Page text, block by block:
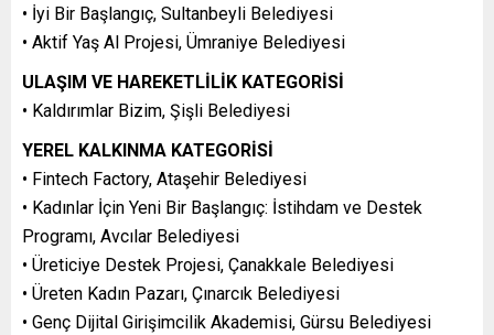
• İyi Bir Başlangıç, Sultanbeyli Belediyesi
• Aktif Yaş Al Projesi, Ümraniye Belediyesi
ULAŞIM VE HAREKETLİLİK KATEGORİSİ
• Kaldırımlar Bizim, Şişli Belediyesi
YEREL KALKINMA KATEGORİSİ
• Fintech Factory, Ataşehir Belediyesi
• Kadınlar İçin Yeni Bir Başlangıç: İstihdam ve Destek
Programı, Avcılar Belediyesi
• Üreticiye Destek Projesi, Çanakkale Belediyesi
• Üreten Kadın Pazarı, Çınarcık Belediyesi
• Genç Dijital Girişimcilik Akademisi, Gürsu Belediyesi